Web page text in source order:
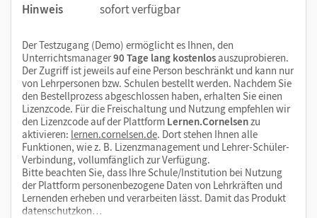
Hinweis
sofort verfügbar
Der Testzugang (Demo) ermöglicht es Ihnen, den
Unterrichtsmanager90 Tage lang kostenlosauszuprobieren.
Der Zugriff ist jeweils auf eine Person beschränkt und kann nur
von Lehrpersonen bzw. Schulen bestellt werden. Nachdem Sie
den Bestellprozess abgeschlossen haben, erhalten Sie einen
Lizenzcode. Für die Freischaltung und Nutzung empfehlen wir
den Lizenzcode auf der Plattform Lernen.Cornelsenzu
aktivieren: lernen.cornelsen.de. Dort stehen Ihnen alle
Funktionen, wie z. B. Lizenzmanagement und Lehrer-Schüler-
Verbindung, vollumfänglich zur Verfügung.
Bitte beachten Sie, dass Ihre Schule/Institution bei Nutzung
der Plattform personenbezogene Daten von Lehrkräften und
Lernenden erheben und verarbeiten lässt. Damit das Produkt
datenschutzkon…